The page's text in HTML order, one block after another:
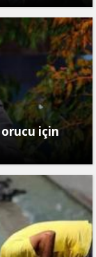
için